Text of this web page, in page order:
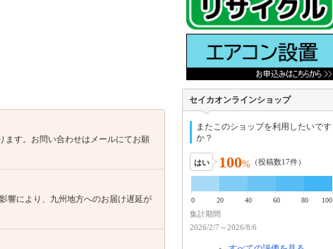
ます。お問い合わせはメールにてお願
響により、九州地方へのお届け遅延が
セイカオンラインショップ
またこのショップを利用したいです
か？
はい 100% （投稿数17件）
0 20 40 60 80 100
集計期間
2026/2/7～2026/8/6